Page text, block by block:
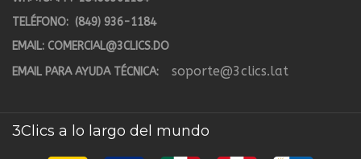
TELÉFONO: (849) 936-1184
EMAIL: COMERCIAL@3CLICS.DO
EMAIL PARA AYUDA TÉCNICA:
soporte@3clics.lat
3Clics a lo largo del mundo